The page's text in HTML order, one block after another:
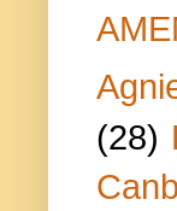
(28)